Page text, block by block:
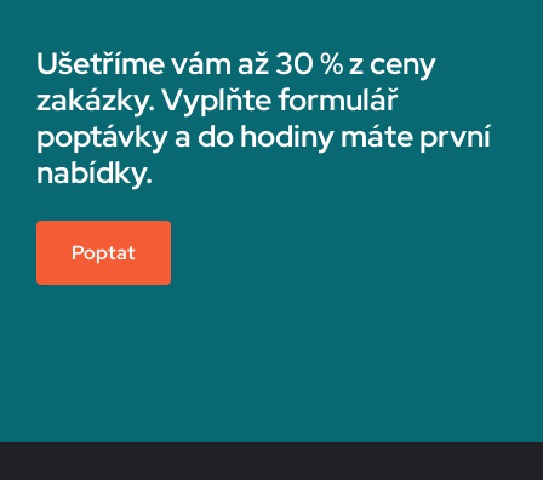
Ušetříme vám až 30 % z ceny
zakázky. Vyplňte formulář
poptávky a do hodiny máte první
nabídky.
Poptat